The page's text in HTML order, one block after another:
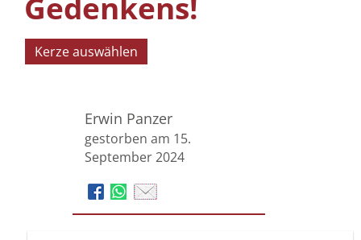
Gedenkens!
Kerze auswählen
Erwin Panzer
gestorben am 15.
September 2024